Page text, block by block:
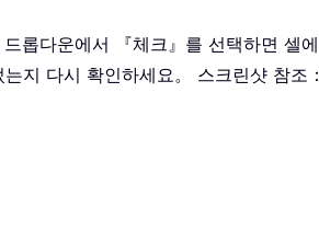
롭다운에서 『체크』를 선택하면 셀
지 다시 확인하세요。 스크린샷 참조：